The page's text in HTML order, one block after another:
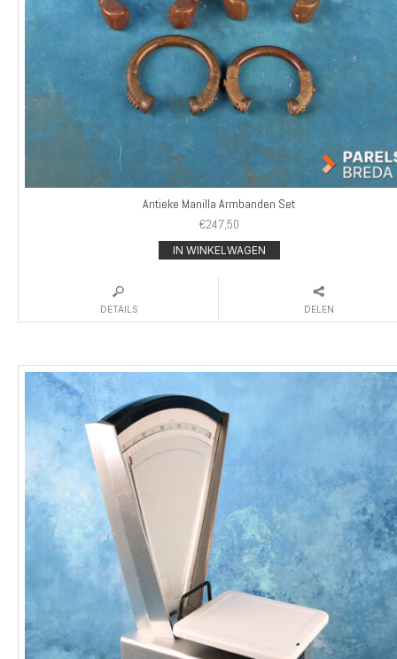
Antieke Manilla Armbanden Set
€247,50
IN WINKELWAGEN
DETAILS DELEN